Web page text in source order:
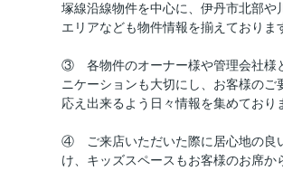
塚線沿線物件を中心に、伊丹市北部や
エリアなども物件情報を揃えておりま
③ 各物件のオーナー様や管理会社様
ニケーションも大切にし、お客様のご
応え出来るよう日々情報を集めており
④ ご来店いただいた際に居心地の良
け、キッズスペースもお客様のお席か